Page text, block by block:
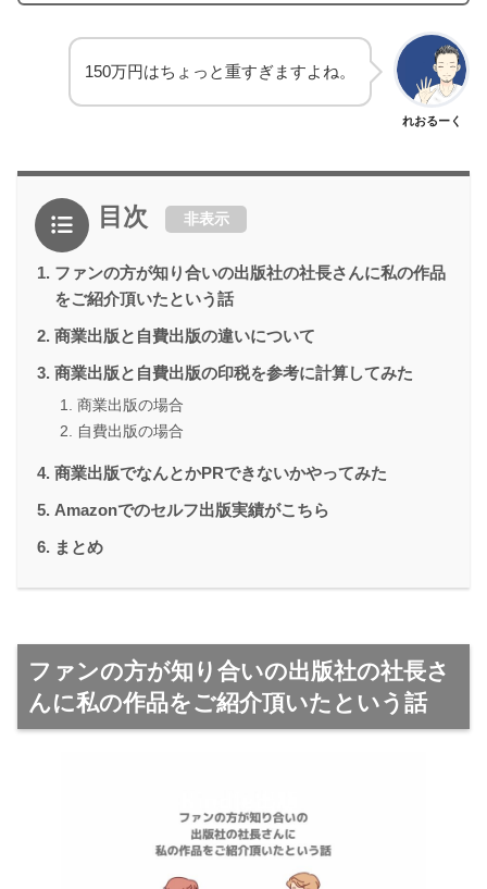
れおるーく
150万円はちょっと重すぎますよね。
目次 非表示
ファンの方が知り合いの出版社の社長さんに私の作品
をご紹介頂いたという話
商業出版と自費出版の違いについて
商業出版と自費出版の印税を参考に計算してみた
商業出版の場合
自費出版の場合
商業出版でなんとかPRできないかやってみた
Amazonでのセルフ出版実績がこちら
まとめ
ファンの方が知り合いの出版社の社長さ
んに私の作品をご紹介頂いたという話